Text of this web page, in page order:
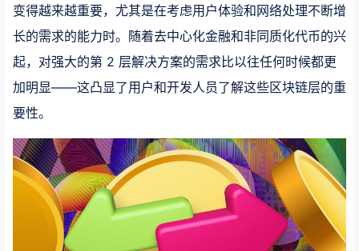
变得越来越重要，尤其是在考虑用户体验和网络处理不断增
长的需求的能力时。随着去中心化金融和非同质化代币的兴
起，对强大的第 2 层解决方案的需求比以往任何时候都更
加明显——这凸显了用户和开发人员了解这些区块链层的重
要性。